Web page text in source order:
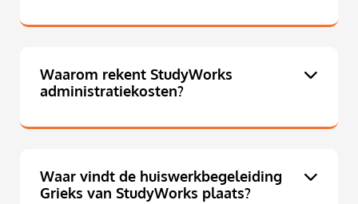
Waarom rekent StudyWorks
administratiekosten?
Waar vindt de huiswerkbegeleiding
Grieks van StudyWorks plaats?